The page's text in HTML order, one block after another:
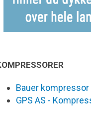
Bauer kompressor
GPS AS -